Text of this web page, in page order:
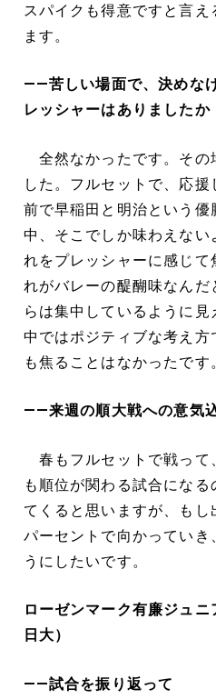
スパイクも得意ですと言
ます。
――苦しい場面で、決めな
レッシャーはありましたか
全然なかったです。その
した。フルセットで、応
前で早稲田と明治という
中、そこでしか味わえな
れをプレッシャーに感じて
れがバレーの醍醐味なん
らは集中しているように
中ではポジティブな考え
も焦ることはなかったです
――来週の順大戦への意気
春もフルセットで戦っ
も順位が関わる試合にな
てくると思いますが、も
パーセントで向かっていき
うにしたいです。
ローゼンマーク有廉ジュ
日大）
――試合を振り返って